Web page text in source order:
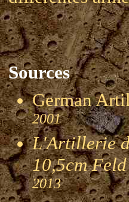
Sources
German
2001
L'Artillerie
10,5cm
2013